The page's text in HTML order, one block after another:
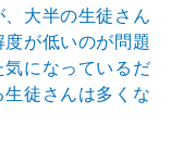
大半の生徒さん
が低いのが問題
になっているだ
徒さんは多くな